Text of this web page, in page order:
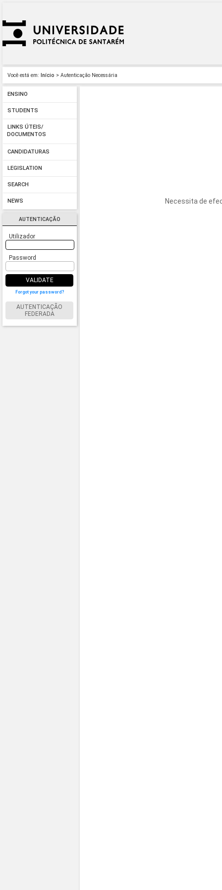
Você está em: Início > Autenticação Necessária
ENSINO
STUDENTS
LINKS ÚTEIS/
DOCUMENTOS
CANDIDATURAS
LEGISLATION
SEARCH
NEWS
AUTENTICAÇÃO
Utilizador
Password
VALIDATE
Forgot your password?
AUTENTICAÇÃO
FEDERADA
Necessita de